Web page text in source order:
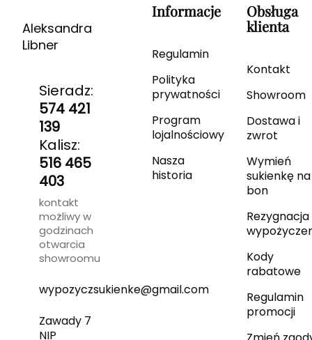
Aleksandra
Libner
Sieradz:
574 421
139
Kalisz:
516 465
403
kontakt
możliwy w
godzinach
otwarcia
showroomu
wypozyczsukienke@gmail.com
Zawady 7
NIP
Informacje
Regulamin
Polityka
prywatności
Program
lojalnościowy
Nasza
historia
Obsługa
klienta
Kontakt
Showroom
Dostawa i
zwrot
Wymień
sukienkę na
bon
Rezygnacja
Kody
rabatowe
Regulamin
promocji